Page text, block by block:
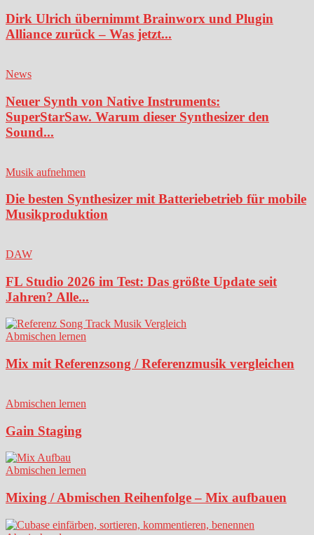
Dirk Ulrich übernimmt Brainworx und Plugin
Alliance zurück – Was jetzt...
News
Neuer Synth von Native Instruments:
SuperStarSaw. Warum dieser Synthesizer den
Sound...
Musik aufnehmen
Die besten Synthesizer mit Batteriebetrieb für mobile
Musikproduktion
DAW
FL Studio 2026 im Test: Das größte Update seit
Jahren? Alle...
Abmischen lernen
Mix mit Referenzsong / Referenzmusik vergleichen
Abmischen lernen
Gain Staging
Abmischen lernen
Mixing / Abmischen Reihenfolge – Mix aufbauen